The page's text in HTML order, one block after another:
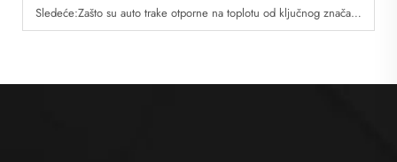
Sledeće:Zašto su auto trake otporne na toplotu od ključnog značaja za motor i izduvne dužine?